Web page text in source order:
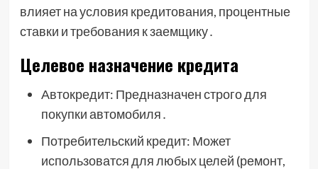
влияет на условия кредитования, процентные
ставки и требования к заемщику․
Целевое назначение кредита
Автокредит: Предназначен строго для
покупки автомобиля․
Потребительский кредит: Может
использоватся для любых целей (ремонт,